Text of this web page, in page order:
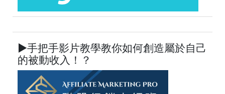
►手把手影片教學教你如何創造屬於自己
的被動收入！？